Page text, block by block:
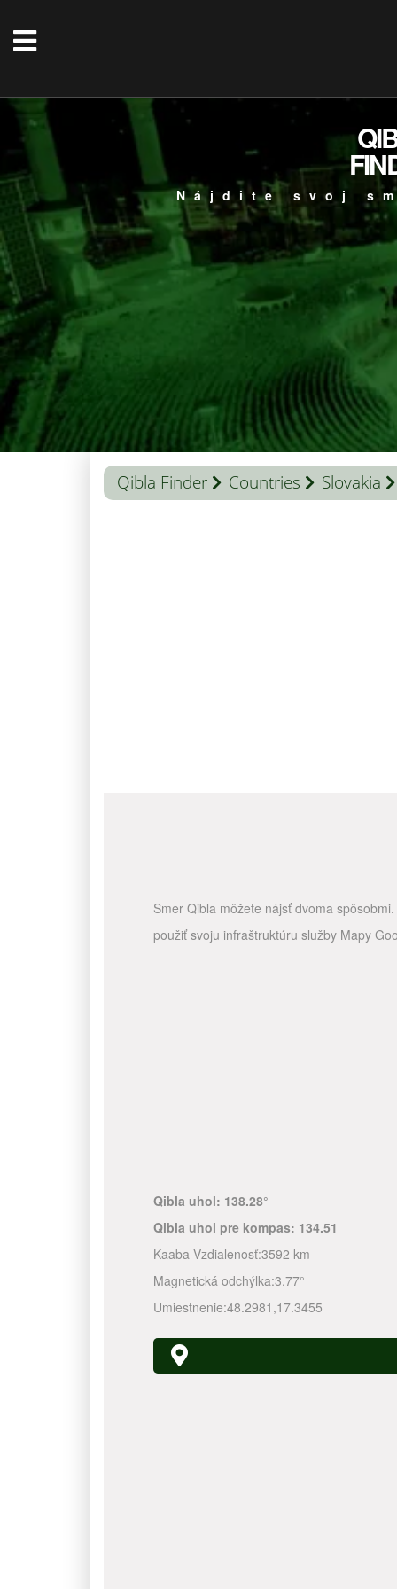
Nájdite svoj
Qibla Finder Countries Slovakia
Smer Qibla môžete nájsť dvoma
použiť svoju infraštruktúru služby Mapy
Qibla uhol: 138.28°
Qibla uhol pre kompas: 134.51
Kaaba Vzdialenosť:3592 km
Magnetická odchýlka:3.77°
Umiestnenie:48.2981 ,17.3455